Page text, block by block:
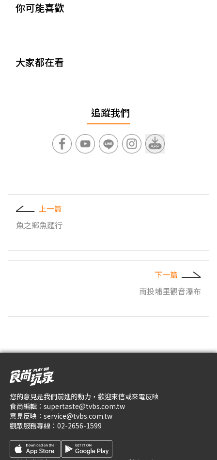
你可能喜歡
大家都在看
追蹤我們
上一篇
魚之鄉魚麵行
下一篇
南投埔里觀音瀑布
您的意見是我們前進的動力，歡迎來信或來電反映
食尚編輯： supertaste@tvbs.com.tw
意見反映： service@tvbs.com.tw
觀眾服務專線： 02-2656-1599